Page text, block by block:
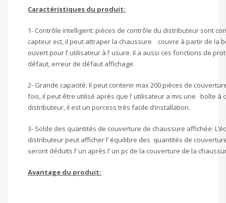
Caractéristiques du produit:
1- Contrôle intelligent: pièces de contrôle du distributeur sont
capteur ect, il peut attraper la chaussure couvre à partir de la
ouvert pour l’ utilisateur à l’ usure. il a aussi ces fonctions de
défaut, erreur de défaut affichage.
2- Grande capacité: Il peut contenir max 200 pièces de
fois, il peut être utilisé après que l’ utilisateur a mis une boîte à
distributeur, il est un porcess très facile d’installation.
3- Solde des quantités de couverture de chaussure affichée:
distributeur peut afficher l’ équilibre des quantités de
seront déduits l’ un après l’ un pc de la couverture de la
Avantage du produit: